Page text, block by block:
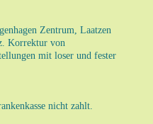
Zentrum, Laatzen
Korrektur von
mit loser und fester
nicht zahlt.